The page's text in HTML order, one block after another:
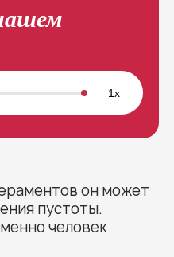
1x
он может
пустоты.
человек